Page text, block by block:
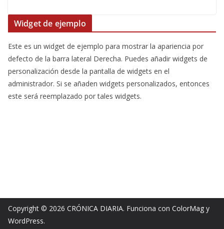
Widget de ejemplo
Este es un widget de ejemplo para mostrar la apariencia por
defecto de la barra lateral Derecha. Puedes añadir widgets de
personalización desde la pantalla de widgets en el
administrador. Si se añaden widgets personalizados, entonces
este será reemplazado por tales widgets.
Copyright © 2026 CRÓNICA DIARIA. Funciona con ColorMag y
WordPress.